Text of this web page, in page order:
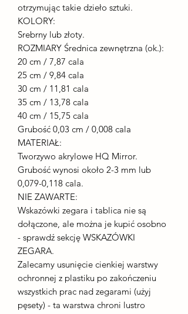
otrzymując takie dzieło sztuki.
KOLORY:
Srebrny lub złoty.
ROZMIARY Średnica zewnętrzna (ok.):
20 cm / 7,87 cala
25 cm / 9,84 cala
30 cm / 11,81 cala
35 cm / 13,78 cala
40 cm / 15,75 cala
Grubość 0,03 cm / 0,008 cala
MATERIAŁ:
Tworzywo akrylowe HQ Mirror.
Grubość wynosi około 2-3 mm lub
0,079-0,118 cala.
NIE ZAWARTE:
Wskazówki zegara i tablica nie są
dołączone, ale można je kupić osobno
- sprawdź sekcję WSKAZÓWKI
ZEGARA.
Zalecamy usunięcie cienkiej warstwy
ochronnej z plastiku po zakończeniu
wszystkich prac nad zegarami (użyj
pęsety) - ta warstwa chroni lustro